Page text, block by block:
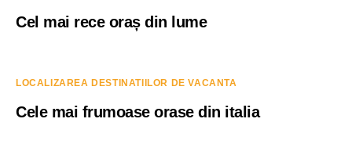
Cel mai rece oraș din lume
LOCALIZAREA DESTINATIILOR DE VACANTA
Cele mai frumoase orase din italia